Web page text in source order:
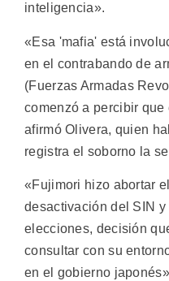
inteligencia».
«Esa 'mafia' está
en el contrabando de
(Fuerzas Armadas
comenzó a percibir
afirmó Olivera, quien
registra el soborno la
«Fujimori hizo abortar
desactivación del SIN
elecciones, decisión
consultar con su
en el gobierno